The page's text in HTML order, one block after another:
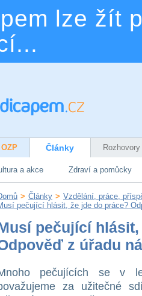
lze žít
Články Rozhovory
a akce Zdraví a pomůcky
> Články > Vzdělání, práce,
pečující hlásit, že jde do práce?
pečující
z úřadu
pečujících se v
za užitečné